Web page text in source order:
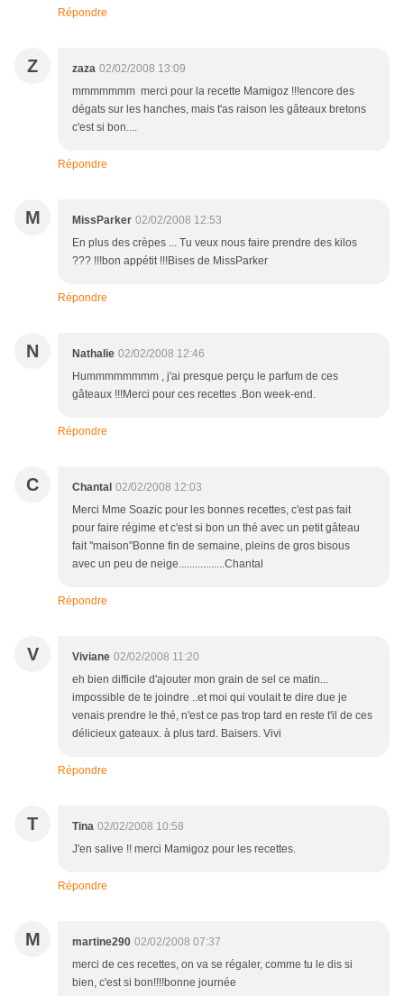
Répondre
Z zaza 02/02/2008 13:09
mmmmmmm merci pour la recette Mamigoz !!!encore des
dégats sur les hanches, mais t'as raison les gâteaux bretons
c'est si bon....
Répondre
M MissParker 02/02/2008 12:53
En plus des crèpes ... Tu veux nous faire prendre des kilos
??? !!!bon appétit !!!Bises de MissParker
Répondre
N Nathalie 02/02/2008 12:46
Hummmmmmmm , j'ai presque perçu le parfum de ces
gâteaux !!!Merci pour ces recettes .Bon week-end.
Répondre
C Chantal 02/02/2008 12:03
Merci Mme Soazic pour les bonnes recettes, c'est pas fait
pour faire régime et c'est si bon un thé avec un petit gâteau
fait "maison"Bonne fin de semaine, pleins de gros bisous
avec un peu de neige.................Chantal
Répondre
V Viviane 02/02/2008 11:20
eh bien difficile d'ajouter mon grain de sel ce matin...
impossible de te joindre ..et moi qui voulait te dire due je
venais prendre le thé, n'est ce pas trop tard en reste t'il de ces
délicieux gateaux. à plus tard. Baisers. Vivi
Répondre
T Tina 02/02/2008 10:58
J'en salive !! merci Mamigoz pour les recettes.
Répondre
M martine290 02/02/2008 07:37
merci de ces recettes, on va se régaler, comme tu le dis si
bien, c'est si bon!!!!bonne journée